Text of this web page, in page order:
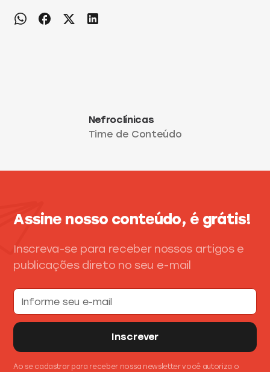
Nefroclínicas
Time de Conteúdo
Assine nosso conteúdo, é grátis!
Inscreva-se para receber nossos artigos e
publicações direto no seu e-mail
Ao se cadastrar para receber nossa newsletter você autoriza o